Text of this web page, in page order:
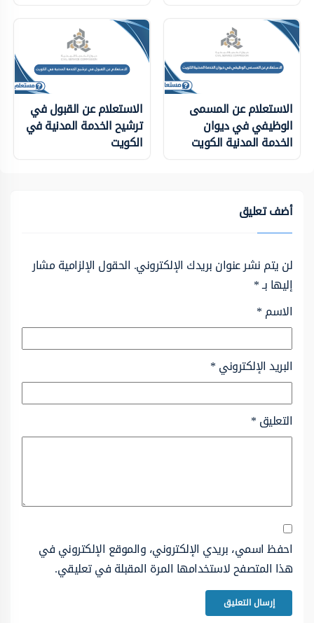
الاستعلام عن المسمى
الوظيفي في ديوان
الخدمة المدنية الكويت
الاستعلام عن القبول في
ترشيح الخدمة المدنية في
الكويت
أضف تعليق
لن يتم نشر عنوان بريدك الإلكتروني. الحقول الإلزامية مشار
إليها بـ*
الاسم*
البريد الإلكتروني*
التعليق*
احفظ اسمي، بريدي الإلكتروني، والموقع الإلكتروني في
هذا المتصفح لاستخدامها المرة المقبلة في تعليقي.